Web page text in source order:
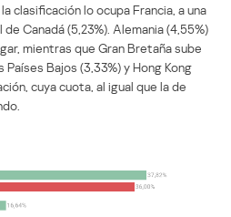
clasificación lo ocupa Francia, a una
Canadá (5,23%). Alemania (4,55%)
mientras que Gran Bretaña sube
Bajos (3,33%) y Hong Kong
cuya cuota, al igual que la de